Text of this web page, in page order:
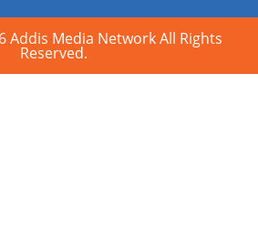
Media Network All Rights
Reserved.